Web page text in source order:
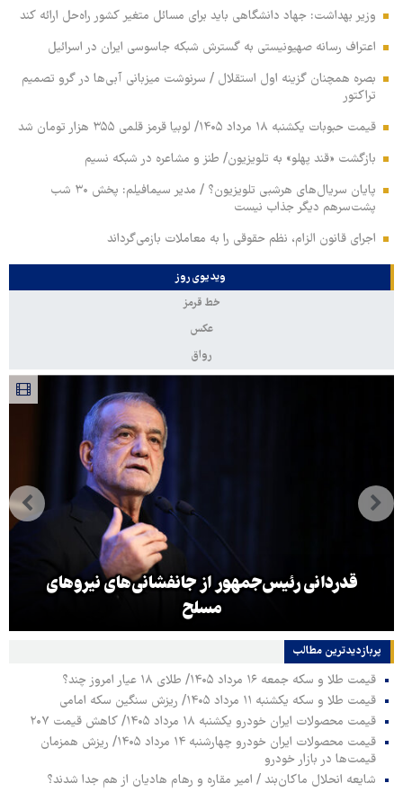
وزیر بهداشت: جهاد دانشگاهی باید برای مسائل متغیر کشور راه‌حل ارائه کند
اعتراف رسانه صهیونیستی به گسترش شبکه جاسوسی ایران در اسرائیل
بصره همچنان گزینه اول استقلال / سرنوشت میزبانی آبی‌ها در گرو تصمیم
تراکتور
قیمت حبوبات یکشنبه ۱۸ مرداد ۱۴۰۵/ لوبیا قرمز قلمی ۳۵۵ هزار تومان شد
بازگشت «قند پهلو» به تلویزیون/ طنز و مشاعره در شبکه نسیم
پایان سریال‌های هرشبی تلویزیون؟ / مدیر سیمافیلم: پخش ۳۰ شب
پشت‌سرهم دیگر جذاب نیست
اجرای قانون الزام، نظم حقوقی را به معاملات بازمی‌گرداند
ویدیوی روز
خط قرمز
عکس
رواق
قدردانی رئیس‌جمهور از جانفشانی‌های نیروهای
مسلح
پربازدیدترین‌ مطالب
قیمت طلا و سکه جمعه ۱۶ مرداد ۱۴۰۵/ طلای ۱۸ عیار امروز چند؟
قیمت طلا و سکه یکشنبه ۱۱ مرداد ۱۴۰۵/ ریزش سنگین سکه امامی
قیمت محصولات ایران خودرو یکشنبه ۱۸ مرداد ۱۴۰۵/ کاهش قیمت ۲۰۷
قیمت محصولات ایران خودرو چهارشنبه ۱۴ مرداد ۱۴۰۵/ ریزش همزمان
قیمت‌ها در بازار خودرو
شایعه انحلال ماکان‌بند / امیر مقاره و رهام هادیان از هم جدا شدند؟